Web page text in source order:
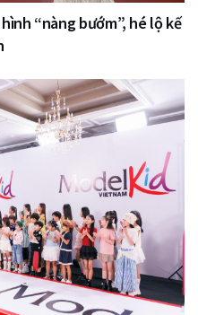
“nàng bướm”, hé lộ kế